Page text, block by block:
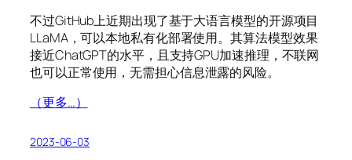
不过GitHub上近期出现了基于大语言模型的开源项目
LLaMA，可以本地私有化部署使用。其算法模型效果
接近ChatGPT的水平，且支持GPU加速推理，不联网
也可以正常使用，无需担心信息泄露的风险。
（更多…）
2023-06-03